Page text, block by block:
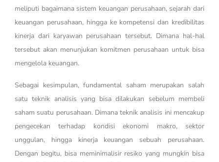
meliputi bagaimana sistem keuangan perusahaan, sejarah dari
keuangan perusahaan, hingga ke kompetensi dan kredibilitas
kinerja dari karyawan perusahaan tersebut. Dimana hal-hal
tersebut akan menunjukan komitmen perusahaan untuk bisa
mengelola keuangan.
Sebagai kesimpulan, fundamental saham merupakan salah
satu teknik analisis yang bisa dilakukan sebelum membeli
saham suatu perusahaan. Dimana teknik analisis ini mencakup
pengecekan terhadap kondisi ekonomi makro, sektor
unggulan, hingga kinerja keuangan sebuah perusahaan.
Dengan begitu, bisa meminimalisir resiko yang mungkin bisa